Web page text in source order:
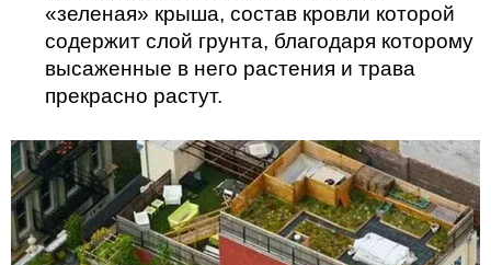
«зеленая» крыша, состав кровли которой
содержит слой грунта, благодаря которому
высаженные в него растения и трава
прекрасно растут.